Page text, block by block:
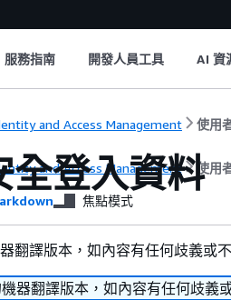
服務指南 開發人員工具 AI 資
and Access Management 使用
and Access Management 使用
全登入資料
焦點模式
翻譯版本，如內容有任何歧義或
器翻譯版本，如內容有任何歧義